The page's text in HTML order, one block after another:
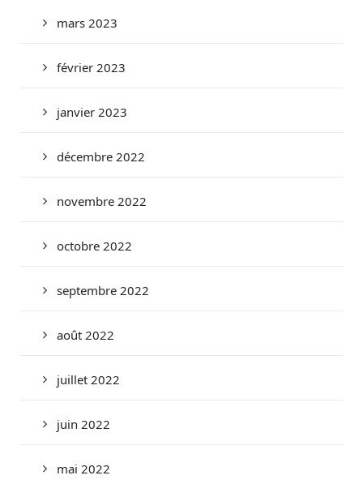
mars 2023
février 2023
janvier 2023
décembre 2022
novembre 2022
octobre 2022
septembre 2022
août 2022
juillet 2022
juin 2022
mai 2022